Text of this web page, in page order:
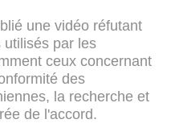
une vidéo réfutant
utilisés par les
ceux concernant
des
la recherche et
de l'accord.